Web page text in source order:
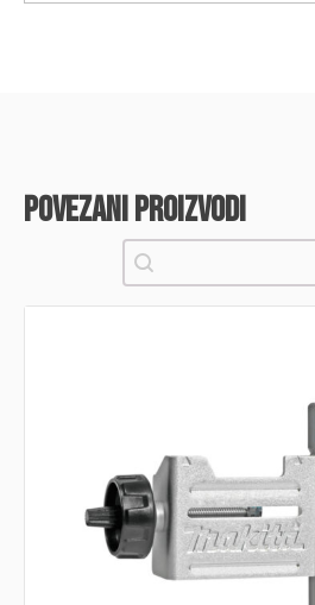
povezani proizvodi
Pretraži